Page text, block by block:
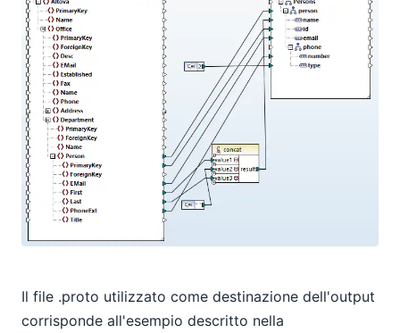
Il file .proto utilizzato come destinazione dell'output
corrisponde all'esempio descritto nella